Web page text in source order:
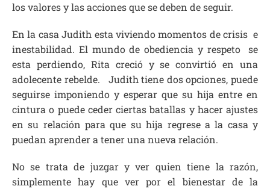
los valores y las acciones que se deben de seguir.
En la casa Judith esta viviendo momentos de crisis e
inestabilidad. El mundo de obediencia y respeto se
esta perdiendo, Rita creció y se convirtió en una
adolecente rebelde. Judith tiene dos opciones, puede
seguirse imponiendo y esperar que su hija entre en
cintura o puede ceder ciertas batallas y hacer ajustes
en su relación para que su hija regrese a la casa y
puedan aprender a tener una nueva relación.
No se trata de juzgar y ver quien tiene la razón,
simplemente hay que ver por el bienestar de la